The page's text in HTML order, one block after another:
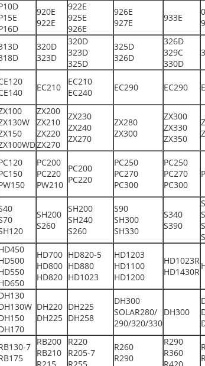
920E
922E
922E
925E
926E
926E
927E
933E
320D
323D
320D
323D
325D
325D
326D
326D
329C
330D
EC210
EC210
EC240
EC290 EC290
ZX200
ZX210
ZX220
ZX270
ZX230
ZX240
ZX270
ZX280
ZX300
ZX300
ZX330
ZX350
PC200
PC220
PW210
PC200
PC220
PC250
PC270
PC300
PC250
PC270
PC300
SH200
S260
SH200
SH240
S260
S90
SH300
SH330
S340
S390
HD700
HD800
HD820
HD820-5
HD880
HD1023
HD1203
HD1100
HD1200
HD1023R
HD1430R
DH220
DH225
DH225
DH258
DH300
SOLAR280/
290/320/330
DH300
7 RB200
RB210
R220
R205-7
R260
R290
R290
R360